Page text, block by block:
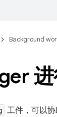
Background
工件，可以协